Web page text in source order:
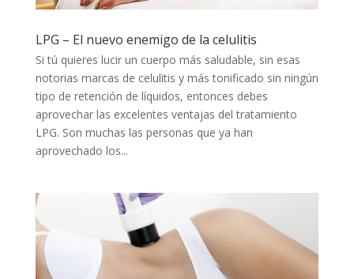
LPG – El nuevo enemigo de la celulitis
Si tú quieres lucir un cuerpo más saludable, sin esas
notorias marcas de celulitis y más tonificado sin ningún
tipo de retención de líquidos, entonces debes
aprovechar las excelentes ventajas del tratamiento
LPG. Son muchas las personas que ya han
aprovechado los...